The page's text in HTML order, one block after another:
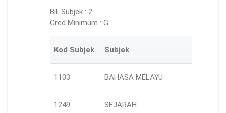
Bil. Subjek : 2
Gred Minimum : G
Kod Subjek Subjek
1103 BAHASA MELAYU
1249 SEJARAH